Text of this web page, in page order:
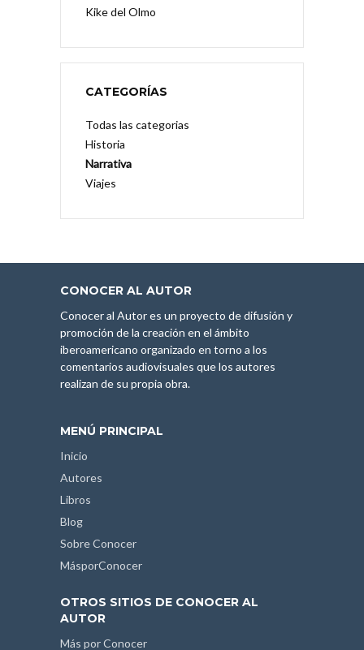
Kike del Olmo
CATEGORÍAS
Todas las categorias
Historia
Narrativa
Viajes
CONOCER AL AUTOR
Conocer al Autor es un proyecto de difusión y
promoción de la creación en el ámbito
iberoamericano organizado en torno a los
comentarios audiovisuales que los autores
realizan de su propia obra.
MENÚ PRINCIPAL
Inicio
Autores
Libros
Blog
Sobre Conocer
MásporConocer
OTROS SITIOS DE CONOCER AL
AUTOR
Más por Conocer